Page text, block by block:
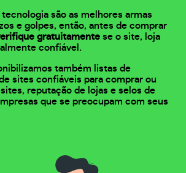
são as melhores armas
e golpes, então, antes de comprar
gratuitamente se o site, loja
confiável.
também listas de
sites confiáveis para comprar ou
reputação de lojas e selos de
que se preocupam com seus